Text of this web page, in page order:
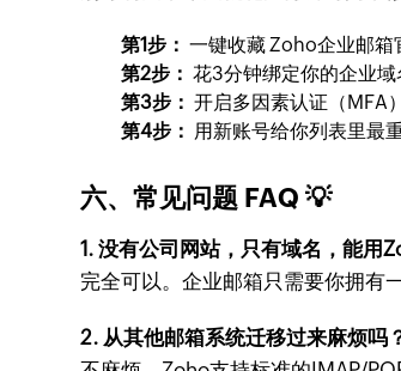
第1步： 一键收藏 Zoho企业邮箱
第2步： 花3分钟绑定你的企业域
第3步： 开启多因素认证（MFA
第4步： 用新账号给你列表里最
六、常见问题 FAQ 💡
1. 没有公司网站，只有域名，能用
完全可以。企业邮箱只需要你拥有
2. 从其他邮箱系统迁移过来麻烦吗